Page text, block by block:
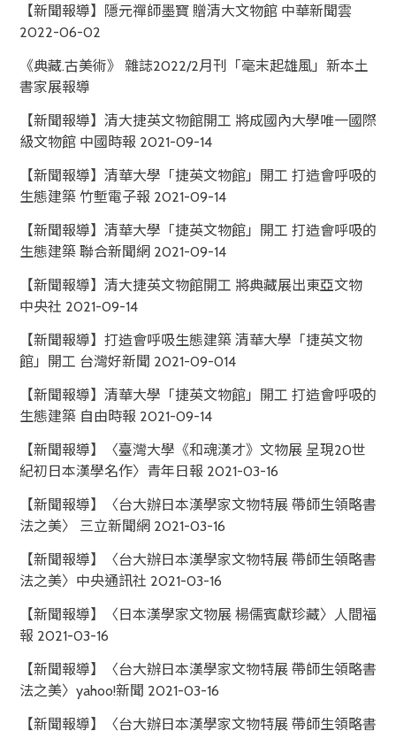
【新聞報導】隱元禪師墨寶 贈清大文物館 中華新聞雲
2022-06-02
《典藏.古美術》 雜誌2022/2月刊「毫末起雄風」新本土
書家展報導
【新聞報導】清大捷英文物館開工 將成國內大學唯一國際
級文物館 中國時報 2021-09-14
【新聞報導】清華大學「捷英文物館」開工 打造會呼吸的
生態建築 竹塹電子報 2021-09-14
【新聞報導】清華大學「捷英文物館」開工 打造會呼吸的
生態建築 聯合新聞網 2021-09-14
【新聞報導】清大捷英文物館開工 將典藏展出東亞文物
中央社 2021-09-14
【新聞報導】打造會呼吸生態建築 清華大學「捷英文物
館」開工 台灣好新聞 2021-09-014
【新聞報導】清華大學「捷英文物館」開工 打造會呼吸的
生態建築 自由時報 2021-09-14
【新聞報導】〈臺灣大學《和魂漢才》文物展 呈現20世
紀初日本漢學名作〉青年日報 2021-03-16
【新聞報導】〈台大辦日本漢學家文物特展 帶師生領略書
法之美〉 三立新聞網 2021-03-16
【新聞報導】〈台大辦日本漢學家文物特展 帶師生領略書
法之美〉中央通訊社 2021-03-16
【新聞報導】〈日本漢學家文物展 楊儒賓獻珍藏〉人間福
報 2021-03-16
【新聞報導】〈台大辦日本漢學家文物特展 帶師生領略書
法之美〉yahoo!新聞 2021-03-16
【新聞報導】〈台大辦日本漢學家文物特展 帶師生領略書